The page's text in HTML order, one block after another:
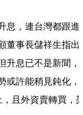
息，連台灣都跟進
董事長儲祥生指出
升息已不是新聞，
或許能稍見鈍化，
，且外資賣轉買，